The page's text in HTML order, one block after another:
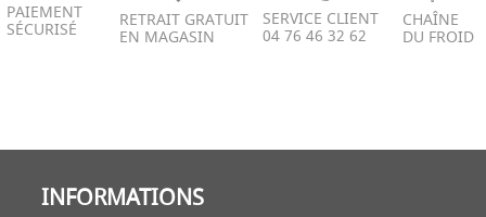
PAIEMENT
SÉCURISÉ RETRAIT GRATUIT
EN MAGASIN
SERVICE CLIENT
04 76 46 32 62
CHAÎNE
DU FROID
INFORMATIONS